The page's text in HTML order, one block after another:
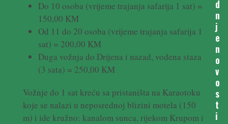
Do 10 osoba (vrijeme trajanja safarija 1 sat) =
150,00 KM
Od 11 do 20 osoba (vrijeme trajanja safarija 1
sat) = 200,00 KM
Duga vožnja do Drijena i nazad, vodena staza
(3 sata) = 250,00 KM
Vožnje do 1 sat kreću sa pristaništa na Karaotoku
koje se nalazi u neposrednoj blizini motela (150
m) i ide kružno: kanalom sunca, rijekom Krupom i
d
n
j
e
n
o
v
o
s
t
i